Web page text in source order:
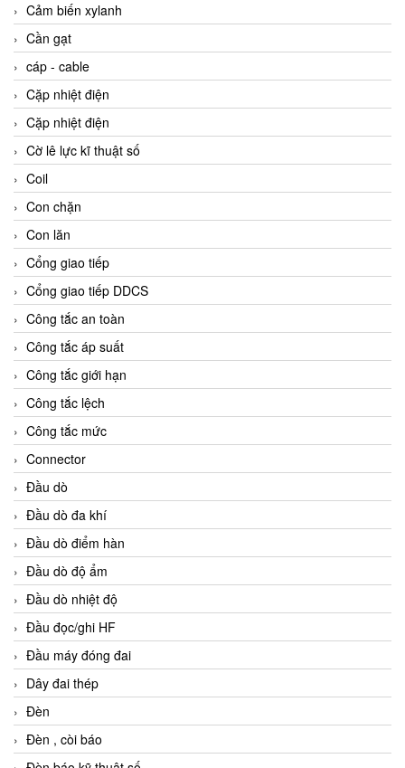
Cảm biến xylanh
Cần gạt
cáp - cable
Cặp nhiệt điện
Cặp nhiệt điện
Cờ lê lực kĩ thuật số
Coil
Con chặn
Con lăn
Cổng giao tiếp
Cổng giao tiếp DDCS
Công tắc an toàn
Công tắc áp suất
Công tắc giới hạn
Công tắc lệch
Công tắc mức
Connector
Đầu dò
Đầu dò đa khí
Đầu dò điểm hàn
Đầu dò độ ẩm
Đầu dò nhiệt độ
Đầu đọc/ghi HF
Đầu máy đóng đai
Dây đai thép
Đèn
Đèn , còi báo